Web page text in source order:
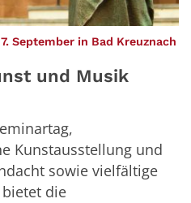
September in Bad Kreuznach
und Musik
Kunstausstellung und
sowie vielfältige
die